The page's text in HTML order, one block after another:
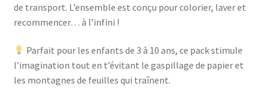
de transport. L’ensemble est conçu pour colorier, laver et
recommencer… à l’infini !
Parfait pour les enfants de 3 à 10 ans, ce pack stimule
l’imagination tout en t’évitant le gaspillage de papier et
les montagnes de feuilles qui traînent.